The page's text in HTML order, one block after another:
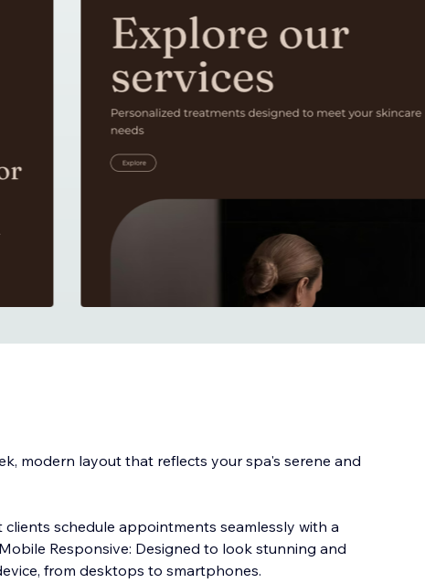
modern layout that reflects your spa's serene and
schedule appointments seamlessly with a
Responsive: Designed to look stunning and
from desktops to smartphones.